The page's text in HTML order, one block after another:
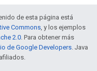
de esta página está
Commons, y los ejemplos
2.0. Para obtener más
de Google Developers. Java